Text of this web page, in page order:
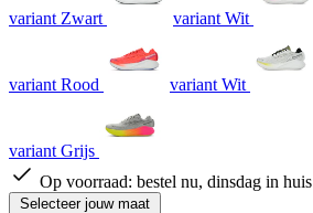
variant Zwart variant Wit
variant Rood variant Wit
variant Grijs
Op voorraad: bestel nu, dinsdag in huis
Selecteer jouw maat